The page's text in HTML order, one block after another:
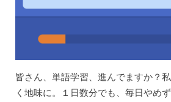
皆さん、単語学習、進んでますか？
く地味に。１日数分でも、毎日やめ